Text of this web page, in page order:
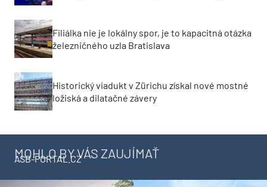
Filiálka nie je lokálny spor, je to kapacitná otázka
železničného uzla Bratislava
Historický viadukt v Zürichu získal nové mostné
ložiská a dilatačné závery
MOHLO BY VÁS ZAUJÍMAŤ
ASB-PORTAL.CZ